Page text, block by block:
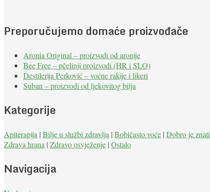
Preporučujemo domaće proizvođače
Aronia Original – proizvodi od aronije
Bee Free – pčelinji proizvodi (HR i SLO)
Destilerija Perković – voćne rakije i likeri
Suban – proizvodi od ljekovitog bilja
Kategorije
Apiterapija | Bilje u službi zdravlja | Bobičasto voće | Dobro je znati
Zdrava hrana | Zdravo osvježenje | Ostalo
Navigacija